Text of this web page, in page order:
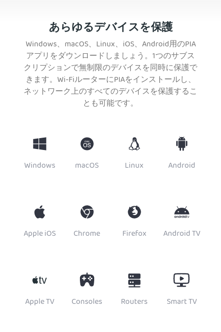
あらゆるデバイスを保護
Windows、macOS、Linux、iOS、Android用のPIA
アプリをダウンロードしましょう。1つのサブス
クリプションで無制限のデバイスを同時に保護で
きます。Wi-FiルーターにPIAをインストールし、
ネットワーク上のすべてのデバイスを保護するこ
とも可能です。
Windows macOS Linux Android
Apple iOS Chrome Firefox Android TV
Apple TV Consoles Routers Smart TV